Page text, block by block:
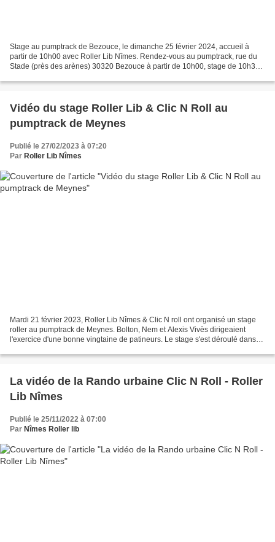
Stage au pumptrack de Bezouce, le dimanche 25 février 2024, accueil à
partir de 10h00 avec Roller Lib Nîmes. Rendez-vous au pumptrack, rue du
Stade (près des arènes) 30320 Bezouce à partir de 10h00, stage de 10h30
Vidéo du stage Roller Lib & Clic N Roll au
pumptrack de Meynes
Publié le 27/02/2023 à 07:20
Par Roller Lib Nîmes
Mardi 21 février 2023, Roller Lib Nîmes & Clic N roll ont organisé un stage
roller au pumptrack de Meynes. Bolton, Nem et Alexis Vivès dirigeaient
l'exercice d'une bonne vingtaine de patineurs. Le stage s'est déroulé dans
La vidéo de la Rando urbaine Clic N Roll - Roller
Lib Nîmes
Publié le 25/11/2022 à 07:00
Par Nîmes Roller lib